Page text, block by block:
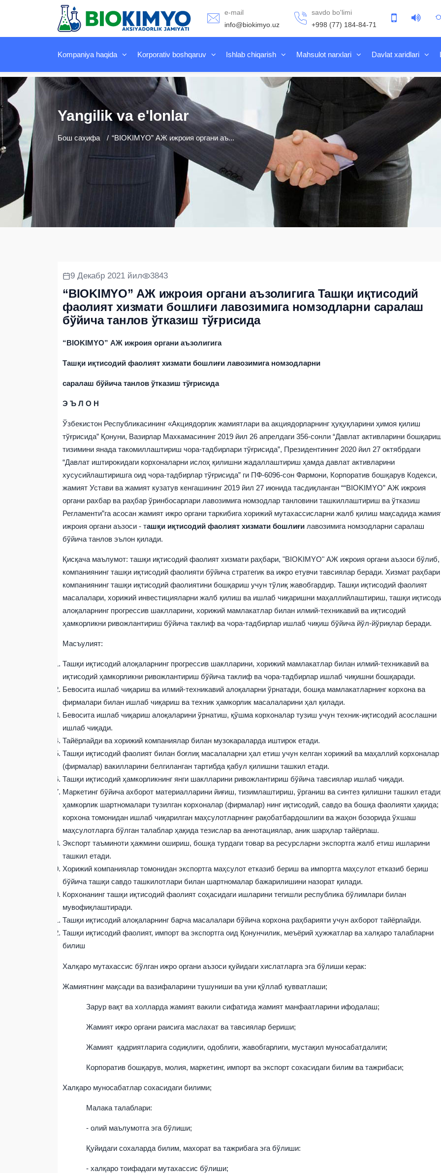
e-mail
info@biokimyo.uz
savdo bo'limi
+998 (77) 184-84-71
Kompaniya haqida Korporativ boshqaruv Ishlab chiqarish Mahsulot narxlari Davlat xaridlari
Yangilik va e'lonlar
Бош саҳифа “BIOKIMYO” АЖ ижроия органи аъ...
9 Декабр 2021 йил 3843
“BIOKIMYO” АЖ ижроия органи аъзолигига Ташқи иқтисодий
фаолият хизмати бошлиғи лавозимига номзодларни саралаш
бўйича танлов ўтказиш тўғрисида
“BIOKIMYO” АЖ ижроия органи аъзолигига
Ташқи иқтисодий фаолият хизмати бошлиғи лавозимига номзодларни
саралаш бўйича танлов ўтказиш тўғрисида
Э Ъ Л О Н
Ўзбекистон Республикасининг «Акциядорлик жамиятлари ва акциядорларнинг ҳуқуқларини ҳимоя қилиш
тўғрисида” Қонуни, Вазирлар Махкамасининг 2019 йил 26 апрелдаги 356-сонли “Давлат активларини
тизимини янада такомиллаштириш чора-тадбирлари тўғрисида”, Президентининг 2020 йил 27 октябрдаги
“Давлат иштирокидаги корхоналарни ислоҳ қилишни жадаллаштириш ҳамда давлат активларини
хусусийлаштиришга оид чора-тадбирлар тўғрисида” ги ПФ-6096-сон Фармони, Корпоратив бошқарув Кодекси,
жамият Устави ва жамият кузатув кенгашининг 2019 йил 27 июнида тасдиқланган ““BIOKIMYO” АЖ ижроия
органи рахбар ва раҳбар ўринбосарлари лавозимига номзодлар танловини ташкиллаштириш ва ўтказиш
Регламенти”га асосан жамият ижро органи таркибига хорижий мутахассисларни жалб қилиш мақсадида
ижроия органи аъзоси - ташқи иқтисодий фаолият хизмати бошлиғи лавозимига номзодларни саралаш
бўйича танлов эълон қилади.
Қисқача маълумот: ташқи иқтисодий фаолият хизмати раҳбари, "BIOKIMYO" АЖ ижроия органи аъзоси бўлиб,
компаниянинг ташқи иқтисодий фаолияти бўйича стратегик ва ижро етувчи тавсиялар беради. Хизмат раҳбари
компаниянинг ташқи иқтисодий фаолиятини бошқариш учун тўлиқ жавобгардир. Ташқи иқтисодий фаолият
масалалари, хорижий инвестицияларни жалб қилиш ва ишлаб чиқаришни маҳаллийлаштириш, ташқи
алоқаларнинг прогрессив шаклларини, хорижий мамлакатлар билан илмий-техникавий ва иқтисодий
ҳамкорликни ривожлантириш бўйича таклиф ва чора-тадбирлар ишлаб чиқиш бўйича йўл-йўриқлар беради.
Масъулият:
Ташқи иқтисодий алоқаларнинг прогрессив шаклларини, хорижий мамлакатлар билан илмий-техникавий ва
иқтисодий ҳамкорликни ривожлантириш бўйича таклиф ва чора-тадбирлар ишлаб чиқишни бошқаради.
Бевосита ишлаб чиқариш ва илмий-техникавий алоқаларни ўрнатади, бошқа мамлакатларнинг корхона ва
фирмалари билан ишлаб чиқариш ва техник ҳамкорлик масалаларини ҳал қилади.
Бевосита ишлаб чиқариш алоқаларини ўрнатиш, қўшма корхоналар тузиш учун техник-иқтисодий асослашни
ишлаб чиқади.
Тайёрлайди ва хорижий компаниялар билан музокараларда иштирок етади.
Ташқи иқтисодий фаолият билан боғлиқ масалаларни ҳал етиш учун келган хорижий ва маҳаллий корхоналар
(фирмалар) вакилларини белгиланган тартибда қабул қилишни ташкил етади.
Ташқи иқтисодий ҳамкорликнинг янги шаклларини ривожлантириш бўйича тавсиялар ишлаб чиқади.
Маркетинг бўйича ахборот материалларини йиғиш, тизимлаштириш, ўрганиш ва синтез қилишни ташкил
ҳамкорлик шартномалари тузилган корхоналар (фирмалар) нинг иқтисодий, савдо ва бошқа фаолияти ҳақида;
корхона томонидан ишлаб чиқарилган маҳсулотларнинг рақобатбардошлиги ва жаҳон бозорида ўхшаш
маҳсулотларга бўлган талаблар ҳақида тезислар ва аннотациялар, аник шарҳлар тайёрлаш.
Экспорт таъминоти ҳажмини ошириш, бошқа турдаги товар ва ресурсларни экспортга жалб етиш ишларини
ташкил етади.
Хорижий компаниялар томонидан экспортга маҳсулот етказиб бериш ва импортга маҳсулот етказиб бериш
бўйича ташқи савдо ташкилотлари билан шартномалар бажарилишини назорат қилади.
Корхонанинг ташқи иқтисодий фаолият соҳасидаги ишларини тегишли республика бўлимлари билан
мувофиқлаштиради.
Ташқи иқтисодий алоқаларнинг барча масалалари бўйича корхона раҳбарияти учун ахборот тайёрлайди.
Ташқи иқтисодий фаолият, импорт ва экспортга оид Қонунчилик, меъёрий ҳужжатлар ва халқаро талабларни
билиш
Халқаро мутахассис бўлган ижро органи аъзоси қуйидаги хислатларга эга бўлиши керак:
Жамиятнинг мақсади ва вазифаларини тушуниши ва уни қўллаб қувватлаши;
Зарур вақт ва холларда жамият вакили сифатида жамият манфаатларини ифодалаш;
Жамият ижро органи раисига маслахат ва тавсиялар бериши;
Жамият қадриятларига содиқлиги, одоблиги, жавобгарлиги, мустақил муносабатдалиги;
Корпоратив бошқарув, молия, маркетинг, импорт ва экспорт сохасидаги билим ва тажрибаси;
Халқаро муносабатлар сохасидаги билими;
Малака талаблари:
- олий маълумотга эга бўлиши;
Қуйидаги сохаларда билим, махорат ва тажрибага эга бўлиши:
- халқаро тоифадаги мутахассис бўлиши;